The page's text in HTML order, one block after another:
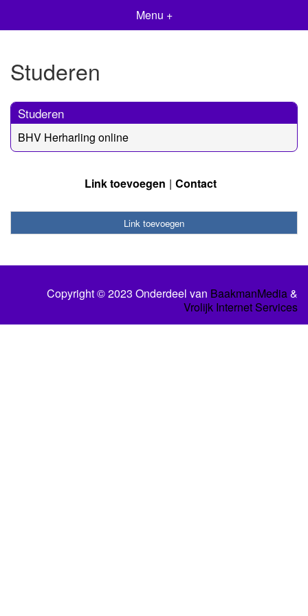
Menu +
Studeren
Studeren
BHV Herharling online
Link toevoegen Contact
Link toevoegen
Copyright © 2023 Onderdeel van BaakmanMedia&
Vrolijk Internet Services